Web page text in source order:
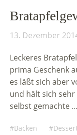
13. Dezember
Leckeres
prima Geschenk
es läßt sich aber
und hält sich
selbst gemachte …
Backen